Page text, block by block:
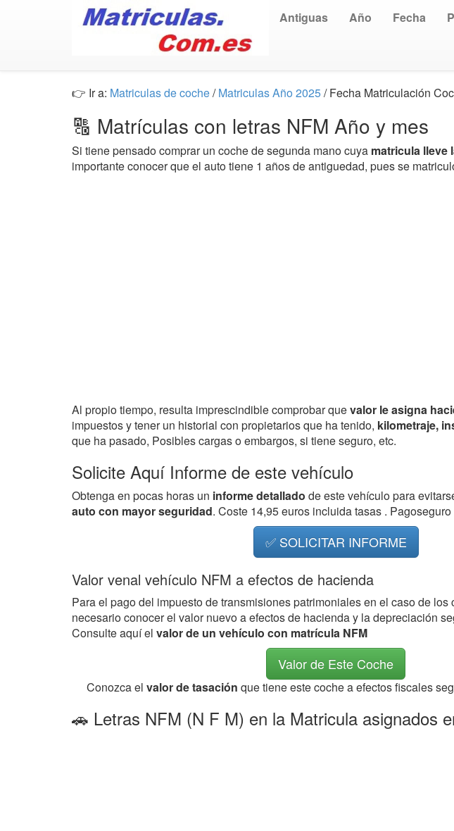
Antiguas Año Fecha
👉 Ir a: Matriculas de coche/Matriculas Año 2025/ Fecha Matriculación
🔠 Matrículas con letras NFM Año y mes
Si tiene pensado comprar un coche de segunda mano cuya matricula lleve
importante conocer que el auto tiene 1 años de antiguedad, pues se
Al propio tiempo, resulta imprescindible comprobar quevalor le asigna
impuestos y tener un historial con propietarios que ha tenido, kilometraje,
que ha pasado, Posibles cargas o embargos, si tiene seguro, etc.
Solicite Aquí Informe de este vehículo
Obtenga en pocas horas un informe detallado de este vehículo para
auto con mayor seguridad. Coste 14,95 euros incluida tasas . Pagoseguro
✅ SOLICITAR INFORME
Valor venal vehículo NFM a efectos de hacienda
Para el pago del impuesto de transmisiones patrimoniales en el caso de los
necesario conocer el valor nuevo a efectos de hacienda y la depreciación
Consulte aquí el valor de un vehículo con matrícula NFM
Valor de Este Coche
Conozca el valor de tasación que tiene este coche a efectos fiscales
🚗 Letras NFM (N F M) en la Matricula asignados